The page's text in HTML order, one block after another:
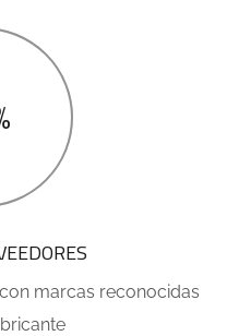
marcas reconocidas